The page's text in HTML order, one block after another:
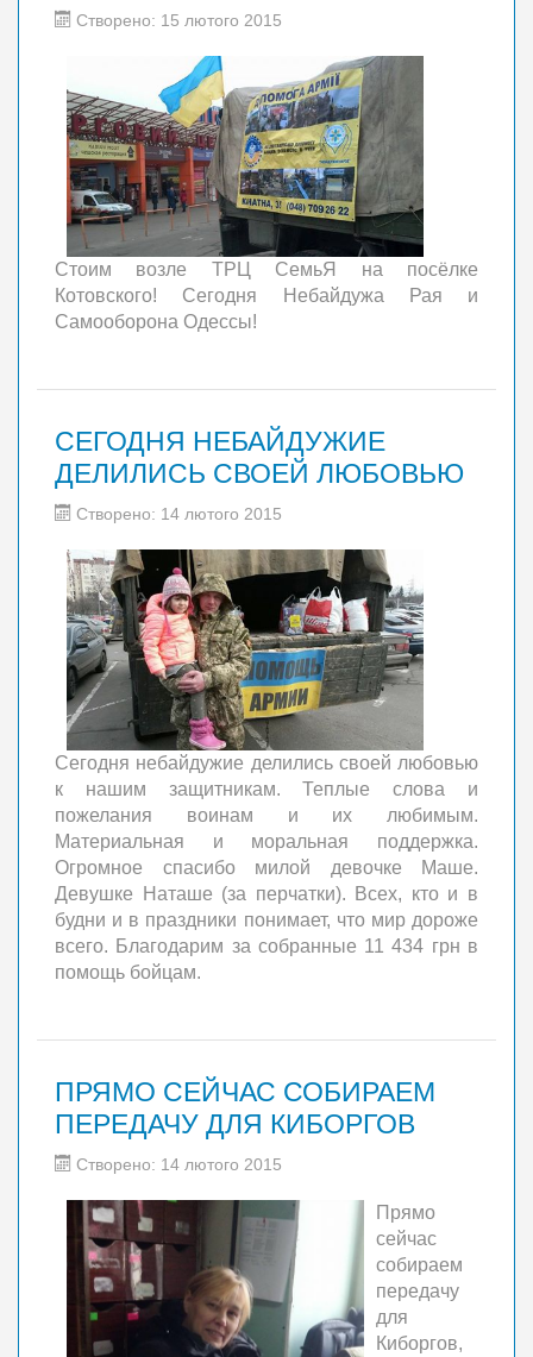
Створено: 15 лютого 2015
Стоим возле ТРЦ СемьЯ на посёлке
Котовского! Сегодня Небайдужа Рая и
Самооборона Одессы!
СЕГОДНЯ НЕБАЙДУЖИЕ
ДЕЛИЛИСЬ СВОЕЙ ЛЮБОВЬЮ
Створено: 14 лютого 2015
Сегодня небайдужие делились своей любовью
к нашим защитникам. Теплые слова и
пожелания воинам и их любимым.
Материальная и моральная поддержка.
Огромное спасибо милой девочке Маше.
Девушке Наташе (за перчатки). Всех, кто и в
будни и в праздники понимает, что мир дороже
всего. Благодарим за собранные 11 434 грн в
помощь бойцам.
ПРЯМО СЕЙЧАС СОБИРАЕМ
ПЕРЕДАЧУ ДЛЯ КИБОРГОВ
Створено: 14 лютого 2015
Прямо
сейчас
собираем
передачу
для
Киборгов,